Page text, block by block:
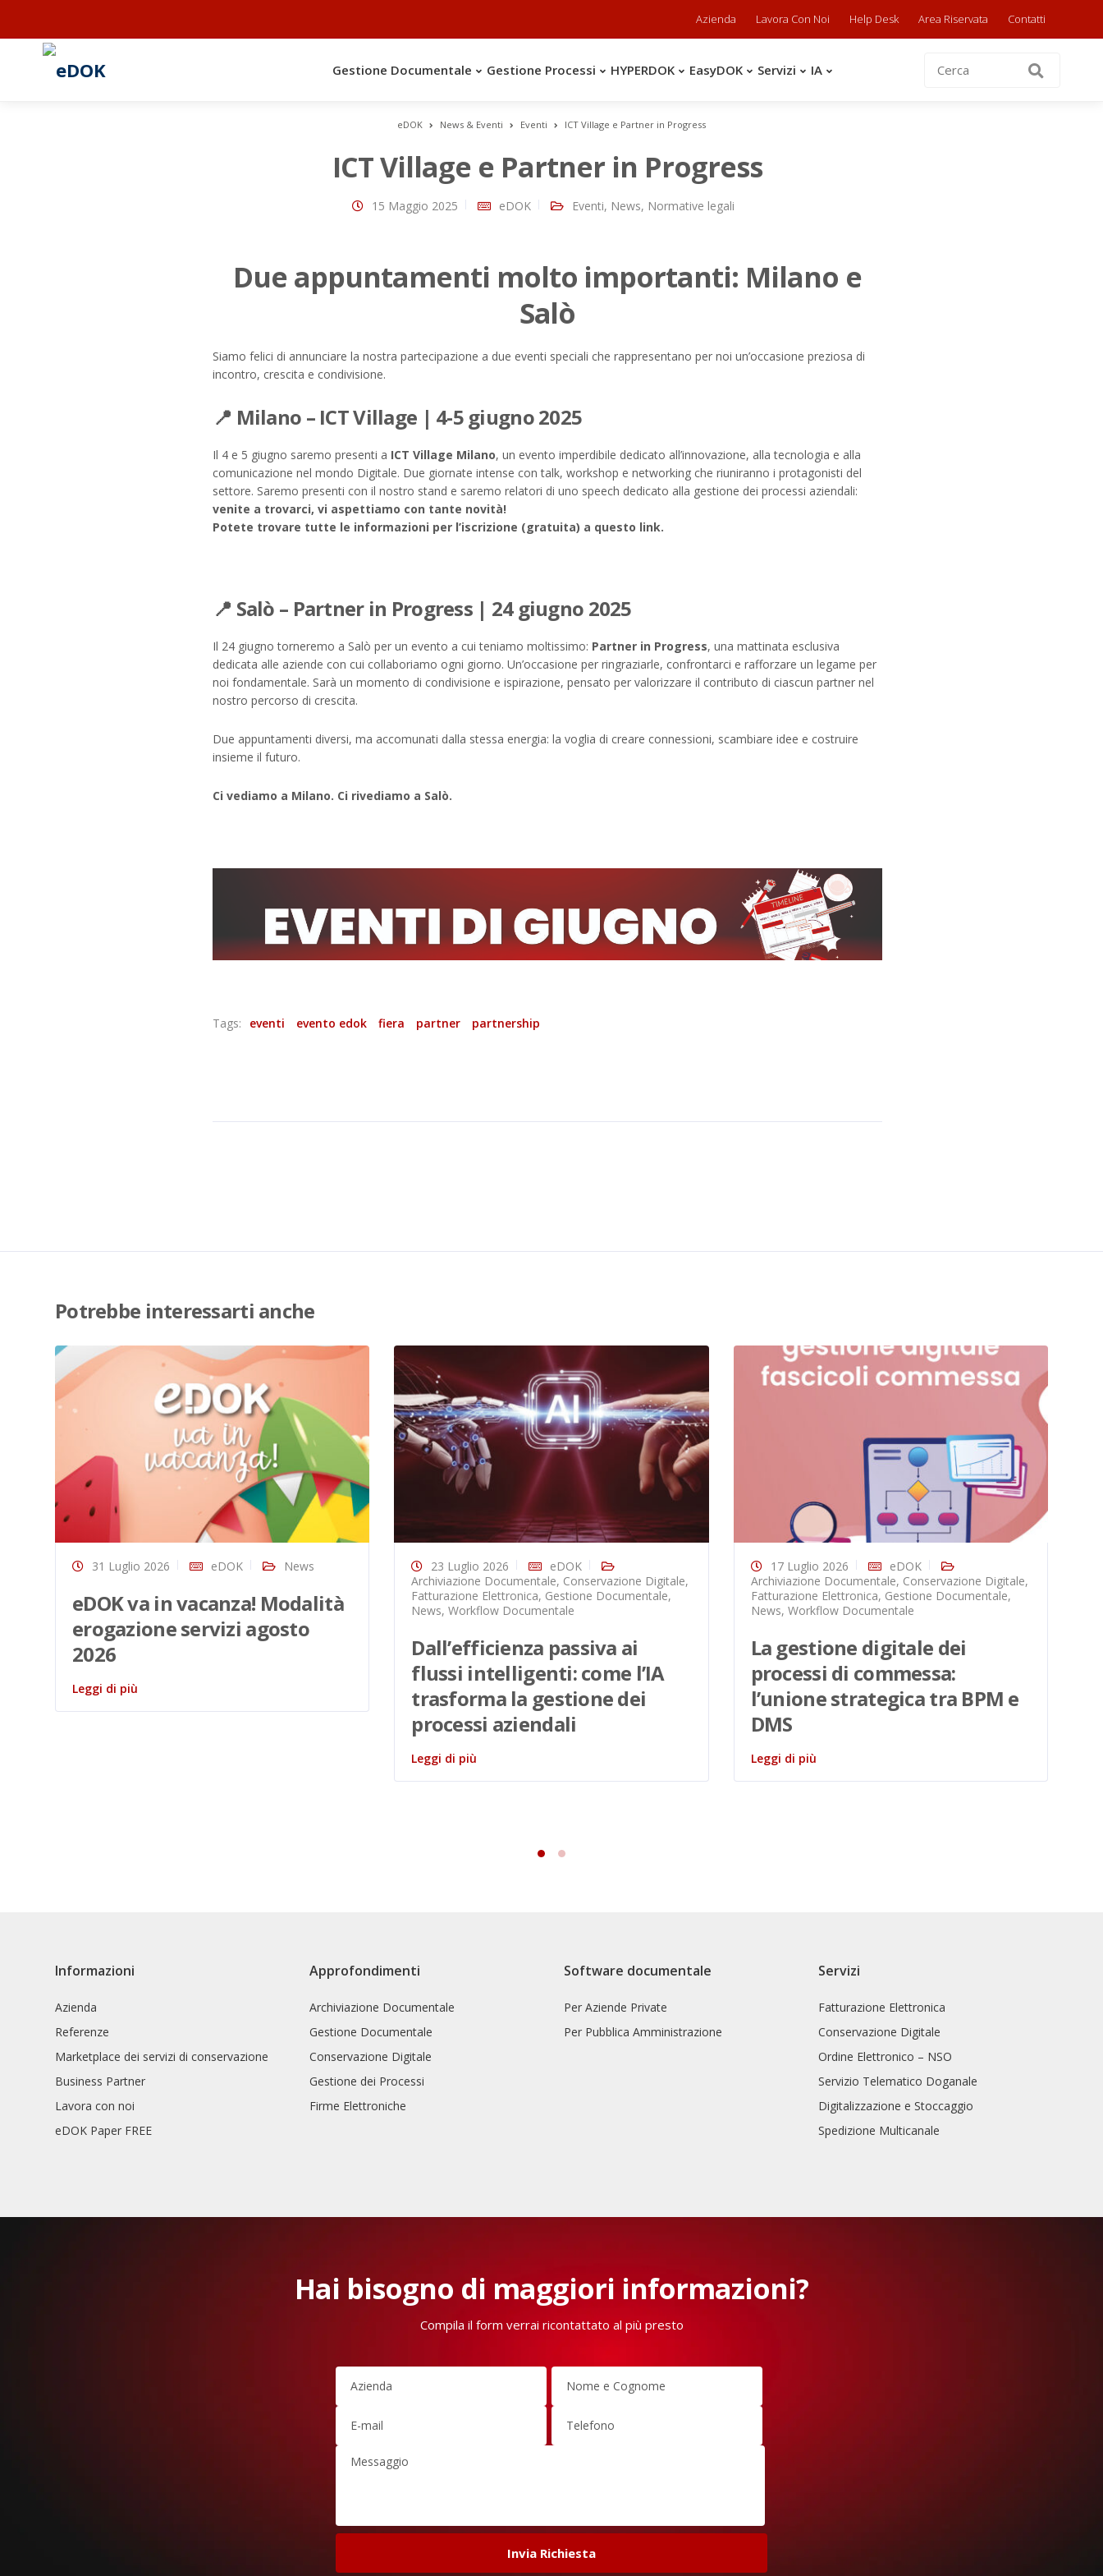
Azienda Lavora Con Noi Help Desk Area Riservata Contatti
Gestione Documentale Gestione Processi HYPERDOK EasyDOK Servizi IA
eDOK News & Eventi Eventi ICT Village e Partner in Progress
ICT Village e Partner in Progress
15 Maggio 2025 eDOK Eventi, News, Normative legali
Due appuntamenti molto importanti: Milano e
Salò
Siamo felici di annunciare la nostra partecipazione a due eventi speciali che rappresentano per noi un’occasione preziosa di
incontro, crescita e condivisione.
📍 Milano – ICT Village | 4-5 giugno 2025
Il 4 e 5 giugno saremo presenti a ICT Village Milano, un evento imperdibile dedicato all’innovazione, alla tecnologia e alla
comunicazione nel mondo Digitale. Due giornate intense con talk, workshop e networking che riuniranno i protagonisti del
settore. Saremo presenti con il nostro stand e saremo relatori di uno speech dedicato alla gestione dei processi aziendali:
venite a trovarci, vi aspettiamo con tante novità!
Potete trovare tutte le informazioni per l’iscrizione (gratuita) a questo link.
📍 Salò – Partner in Progress | 24 giugno 2025
Il 24 giugno torneremo a Salò per un evento a cui teniamo moltissimo: Partner in Progress, una mattinata esclusiva
dedicata alle aziende con cui collaboriamo ogni giorno. Un’occasione per ringraziarle, confrontarci e rafforzare un legame per
noi fondamentale. Sarà un momento di condivisione e ispirazione, pensato per valorizzare il contributo di ciascun partner nel
nostro percorso di crescita.
Due appuntamenti diversi, ma accomunati dalla stessa energia: la voglia di creare connessioni, scambiare idee e costruire
insieme il futuro.
Ci vediamo a Milano. Ci rivediamo a Salò.
Tags: eventi evento edok fiera partner partnership
Potrebbe interessarti anche
31 Luglio 2026 eDOK News
eDOK va in vacanza! Modalità
erogazione servizi agosto
2026
Leggi di più
23 Luglio 2026
eDOK
Archiviazione Documentale, Conservazione Digitale,
Fatturazione Elettronica, Gestione Documentale,
News,Workflow Documentale
Dall’efficienza passiva ai
flussi intelligenti: come l’IA
trasforma la gestione dei
processi aziendali
Leggi di più
17 Luglio 2026
eDOK
Archiviazione Documentale, Conservazione Digitale,
Fatturazione Elettronica, Gestione Documentale,
News, Workflow Documentale
La gestione digitale dei
processi di commessa:
l’unione strategica tra BPM e
DMS
Leggi di più
Informazioni
Azienda
Referenze
Marketplace dei servizi di conservazione
Business Partner
Lavora con noi
eDOK Paper FREE
Approfondimenti
Archiviazione Documentale
Gestione Documentale
Conservazione Digitale
Gestione dei Processi
Firme Elettroniche
Software documentale
Per Aziende Private
Per Pubblica Amministrazione
Servizi
Fatturazione Elettronica
Conservazione Digitale
Ordine Elettronico – NSO
Servizio Telematico Doganale
Digitalizzazione e Stoccaggio
Spedizione Multicanale
Hai bisogno di maggiori informazioni?
Compila il form verrai ricontattato al più presto